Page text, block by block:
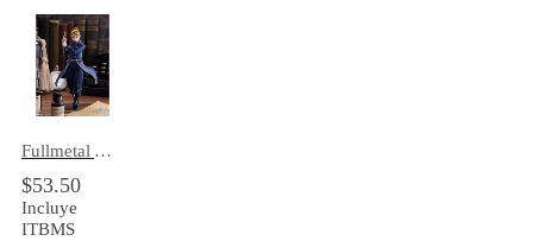
Fullmetal Alchemist: Brotherhood Pop Up Parade Riza Hawkeye
$53.50
Incluye
ITBMS